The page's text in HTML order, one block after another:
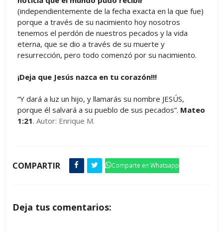
(independientemente de la fecha exacta en la que fue)
porque a través de su nacimiento hoy nosotros
tenemos el perdón de nuestros pecados y la vida
eterna, que se dio a través de su muerte y
resurrección, pero todo comenzó por su nacimiento.
¡Deja que Jesús nazca en tu corazón!!!
“Y dará a luz un hijo, y llamarás su nombre JESÚS,
porque él salvará a su pueblo de sus pecados”. Mateo
1:21. Autor: Enrique M.
COMPARTIR Comparte en Whatsapp
Deja tus comentarios: